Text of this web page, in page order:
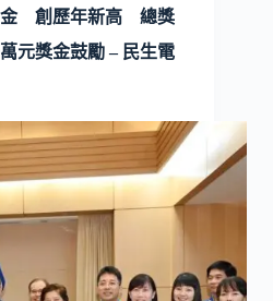
金 創歷年新高 總獎
元獎金鼓勵 – 民生電